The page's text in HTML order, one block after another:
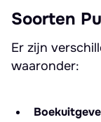
Soorten
Er zijn
waaronder: